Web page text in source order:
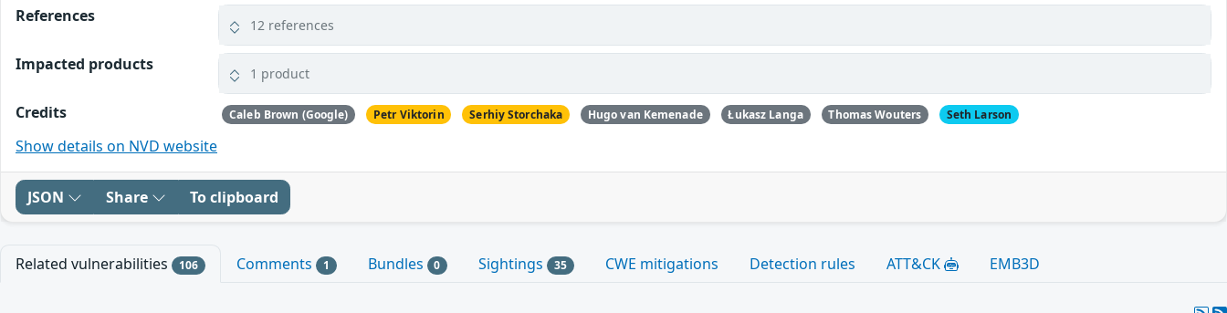
References
12 references
Impacted products 1 product
Credits Caleb Brown (Google) Petr Viktorin Serhiy Storchaka Hugo van Kemenade Łukasz Langa Thomas Wouters Seth Larson
Show details on NVD website
JSON Share To clipboard
Related vulnerabilities 106 Comments 1 Bundles 0 Sightings 35 CWE mitigations Detection rules ATT&CK EMB3D